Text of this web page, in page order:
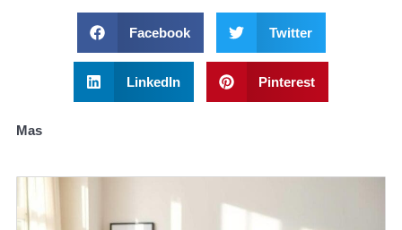
Facebook Twitter
LinkedIn Pinterest
Mas